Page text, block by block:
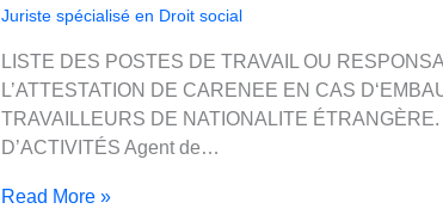
Juriste spécialisé en Droit social
LISTE DES POSTES DE TRAVAIL OU
L’ATTESTATION DE CARENEE EN CAS
TRAVAILLEURS DE NATIONALITE
D’ACTIVITÉS Agent de…
Read More »